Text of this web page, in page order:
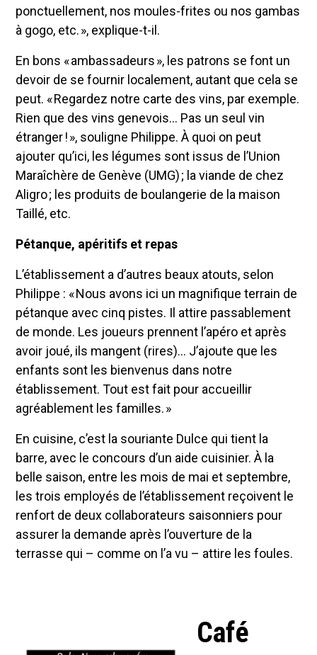
ponctuellement, nos moules-frites ou nos gambas
à gogo, etc. », explique-t-il.
En bons « ambassadeurs », les patrons se font un
devoir de se fournir localement, autant que cela se
peut. « Regardez notre carte des vins, par exemple.
Rien que des vins genevois… Pas un seul vin
étranger ! », souligne Philippe. À quoi on peut
ajouter qu’ici, les légumes sont issus de l’Union
Maraîchère de Genève (UMG) ; la viande de chez
Aligro ; les produits de boulangerie de la maison
Taillé, etc.
Pétanque, apéritifs et repas
L’établissement a d’autres beaux atouts, selon
Philippe : « Nous avons ici un magnifique terrain de
pétanque avec cinq pistes. Il attire passablement
de monde. Les joueurs prennent l’apéro et après
avoir joué, ils mangent (rires)… J’ajoute que les
enfants sont les bienvenus dans notre
établissement. Tout est fait pour accueillir
agréablement les familles. »
En cuisine, c’est la souriante Dulce qui tient la
barre, avec le concours d’un aide cuisinier. À la
belle saison, entre les mois de mai et septembre,
les trois employés de l’établissement reçoivent le
renfort de deux collaborateurs saisonniers pour
assurer la demande après l’ouverture de la
terrasse qui – comme on l’a vu – attire les foules.
Café